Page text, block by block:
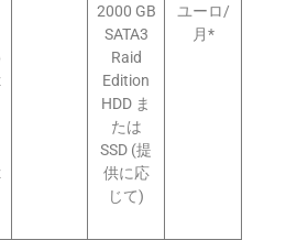
2000 GB
SATA3
Raid
Edition
HDD ま
たは
SSD (提
供に応
じて)
ユーロ/
月*